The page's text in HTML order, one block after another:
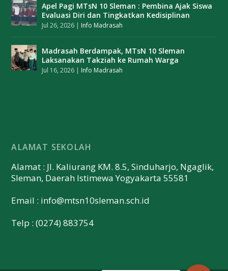
Apel Pagi MTsN 10 Sleman : Pembina Ajak Siswa
Evaluasi Diri dan Tingkatkan Kedisiplinan
Jul 26, 2026 | Info Madrasah
Madrasah Berdampak, MTsN 10 Sleman
Laksanakan Takziah ke Rumah Warga
Jul 16, 2026 | Info Madrasah
ALAMAT SEKOLAH
Alamat : Jl. Kaliurang KM. 8.5, Sinduharjo, Ngaglik,
Sleman, Daerah Istimewa Yogyakarta 55581
Email : info@mtsn10sleman.sch.id
Telp : (0274) 883754